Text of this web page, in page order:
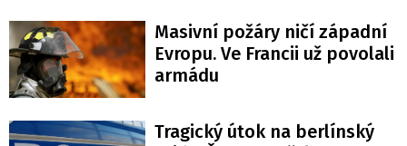
Masivní požáry ničí západní
Evropu. Ve Francii už povolali
armádu
Tragický útok na berlínský